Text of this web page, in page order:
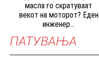
масла го скратуваат
векот на моторот? Еден
инженер...
ПАТУВАЊА